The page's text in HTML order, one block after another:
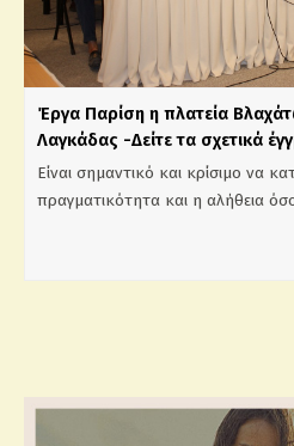
Έργα Παρίση η πλατεία
Λαγκάδας -Δείτε τα σχετικά
Είναι σημαντικό και κρίσιμο να
πραγματικότητα και η αλήθεια